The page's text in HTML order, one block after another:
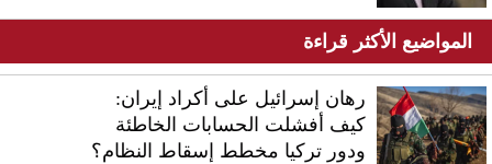
المواضيع الأكثر قراءة
رهان إسرائيل على أكراد إيران:
كيف أفشلت الحسابات الخاطئة
ودور تركيا مخطط إسقاط النظام؟